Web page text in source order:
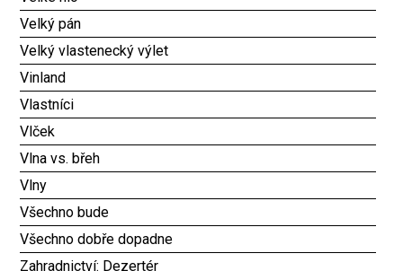
Velký pán
Velký vlastenecký výlet
Vinland
Vlastníci
Vlček
Vlna vs. břeh
Vlny
Všechno bude
Všechno dobře dopadne
Zahradnictví: Dezertér